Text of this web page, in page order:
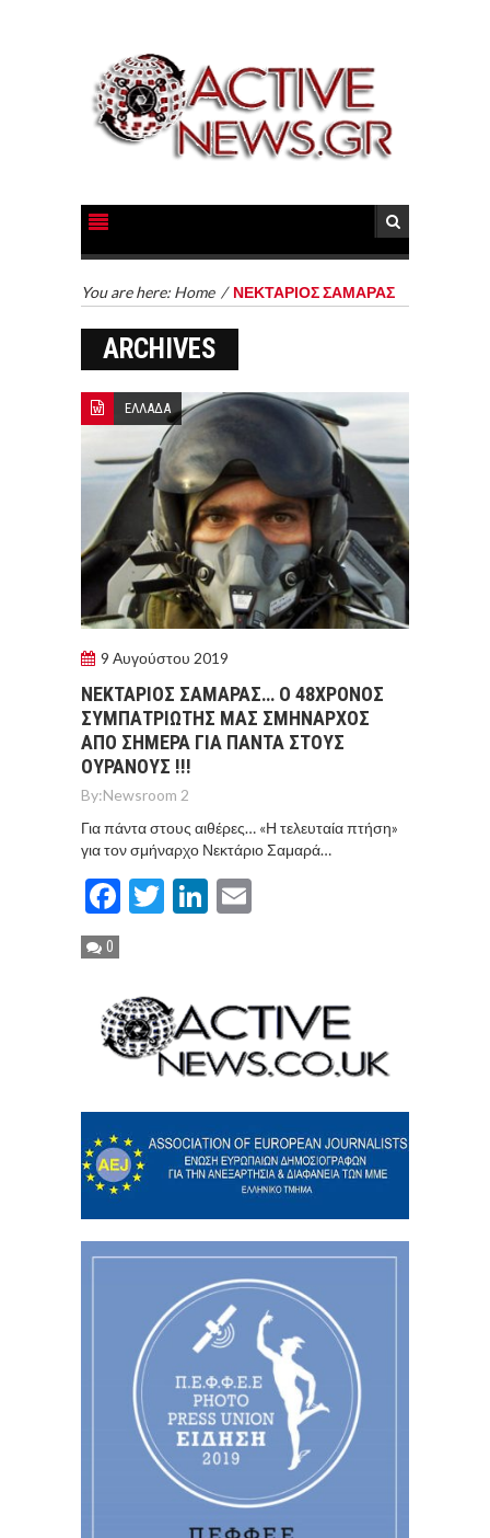
You are here: Home / ΝΕΚΤΑΡΙΟΣ ΣΑΜΑΡΑΣ
ARCHIVES
ΕΛΛΑΔΑ
9 Αυγούστου 2019
ΝΕΚΤΑΡΙΟΣ ΣΑΜΑΡΑΣ… Ο 48ΧΡΟΝΟΣ
ΣΥΜΠΑΤΡΙΩΤΗΣ ΜΑΣ ΣΜΗΝΑΡΧΟΣ
ΑΠΟ ΣΗΜΕΡΑ ΓΙΑ ΠΑΝΤΑ ΣΤΟΥΣ
ΟΥΡΑΝΟΥΣ !!!
By:Newsroom 2
Για πάντα στους αιθέρες… «Η τελευταία πτήση»
για τον σμήναρχο Νεκτάριο Σαμαρά…
Facebook
TwitterLinkedIn
0